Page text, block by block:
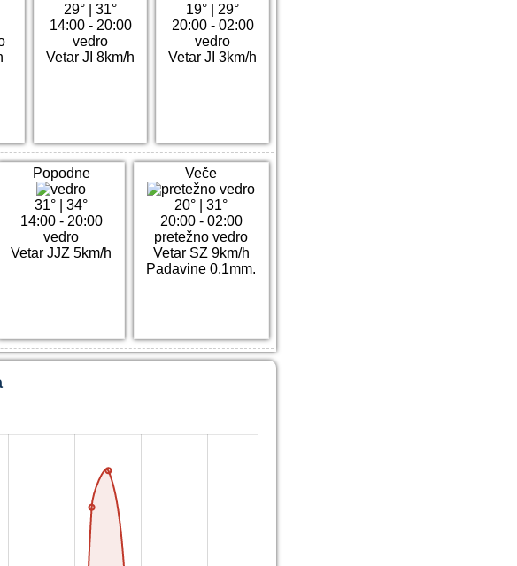
29° |31°
14:00 - 20:00
vedro
Vetar JI 8km/h
19°
29°
20:00 - 02:00
vedro
Vetar JI 3km/h
Popodne
31° |34°
14:00 - 20:00
vedro
Vetar JJZ 5km/h
Veče
20° |31°
20:00 - 02:00
pretežno vedro
Vetar SZ 9km/h
Padavine 0.1mm.